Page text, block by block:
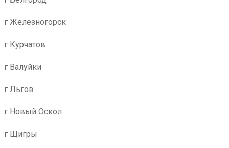
г Железногорск
г Курчатов
г Валуйки
г Льгов
г Новый Оскол
г Щигры